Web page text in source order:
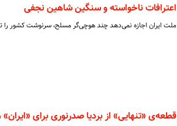
️اعترافات ناخواسته و سنگین شاهین نجفی
ملت ایران اجازه نمی‌دهد چند هوچی‌گر مسلح، سرنوشت کشور را
قطعه‌ی «تنهایی» از بردیا صدرنوری برای